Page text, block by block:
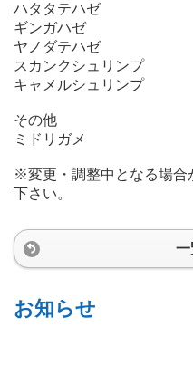
ハタタテハゼ
ギンガハゼ
ヤノダテハゼ
スカンクシュリンプ
キャメルシュリンプ
その他
ミドリガメ
※変更・調整中となる場合
下さい。
一
お知らせ